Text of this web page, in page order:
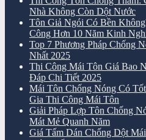
Nhà Không Còn Dột Nước
Tôn Giả Ngói Có Bền
Công Hơn 10 Năm Kinh
Top 7 Phương Pháp Chống
Nhất 2025
Thi Công Mái Tôn Giá Bao
Đáp Chi Tiết 2025
Mái Tôn Chống Nóng Có
Gia Thi Công Mái Tôn
Giải Pháp Lợp Tôn Chống
Mát Mẻ Quanh Năm
Giá Tấm Dán Chống Dột